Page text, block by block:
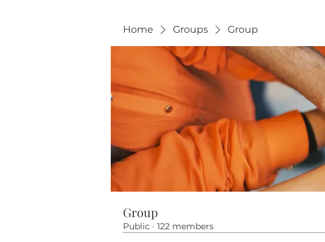
Home Groups Group
Group
Public · 122 members